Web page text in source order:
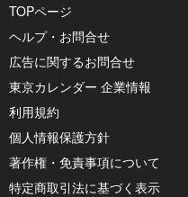
TOPページ
ヘルプ・お問合せ
広告に関するお問合せ
東京カレンダー 企業情報
利用規約
個人情報保護方針
著作権・免責事項について
特定商取引法に基づく表示